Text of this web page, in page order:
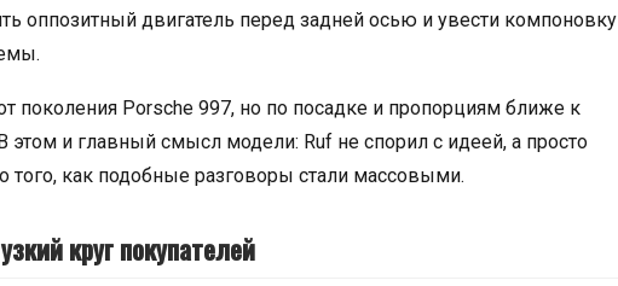
оппозитный двигатель перед задней осью и увести компоновку
поколения Porsche 997, но по посадке и пропорциям ближе к
этом и главный смысл модели: Ruf не спорил с идеей, а просто
того, как подобные разговоры стали массовыми.
круг покупателей